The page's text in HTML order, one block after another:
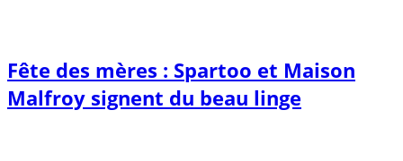
Fête des mères : Spartoo et Maison
Malfroy signent du beau linge